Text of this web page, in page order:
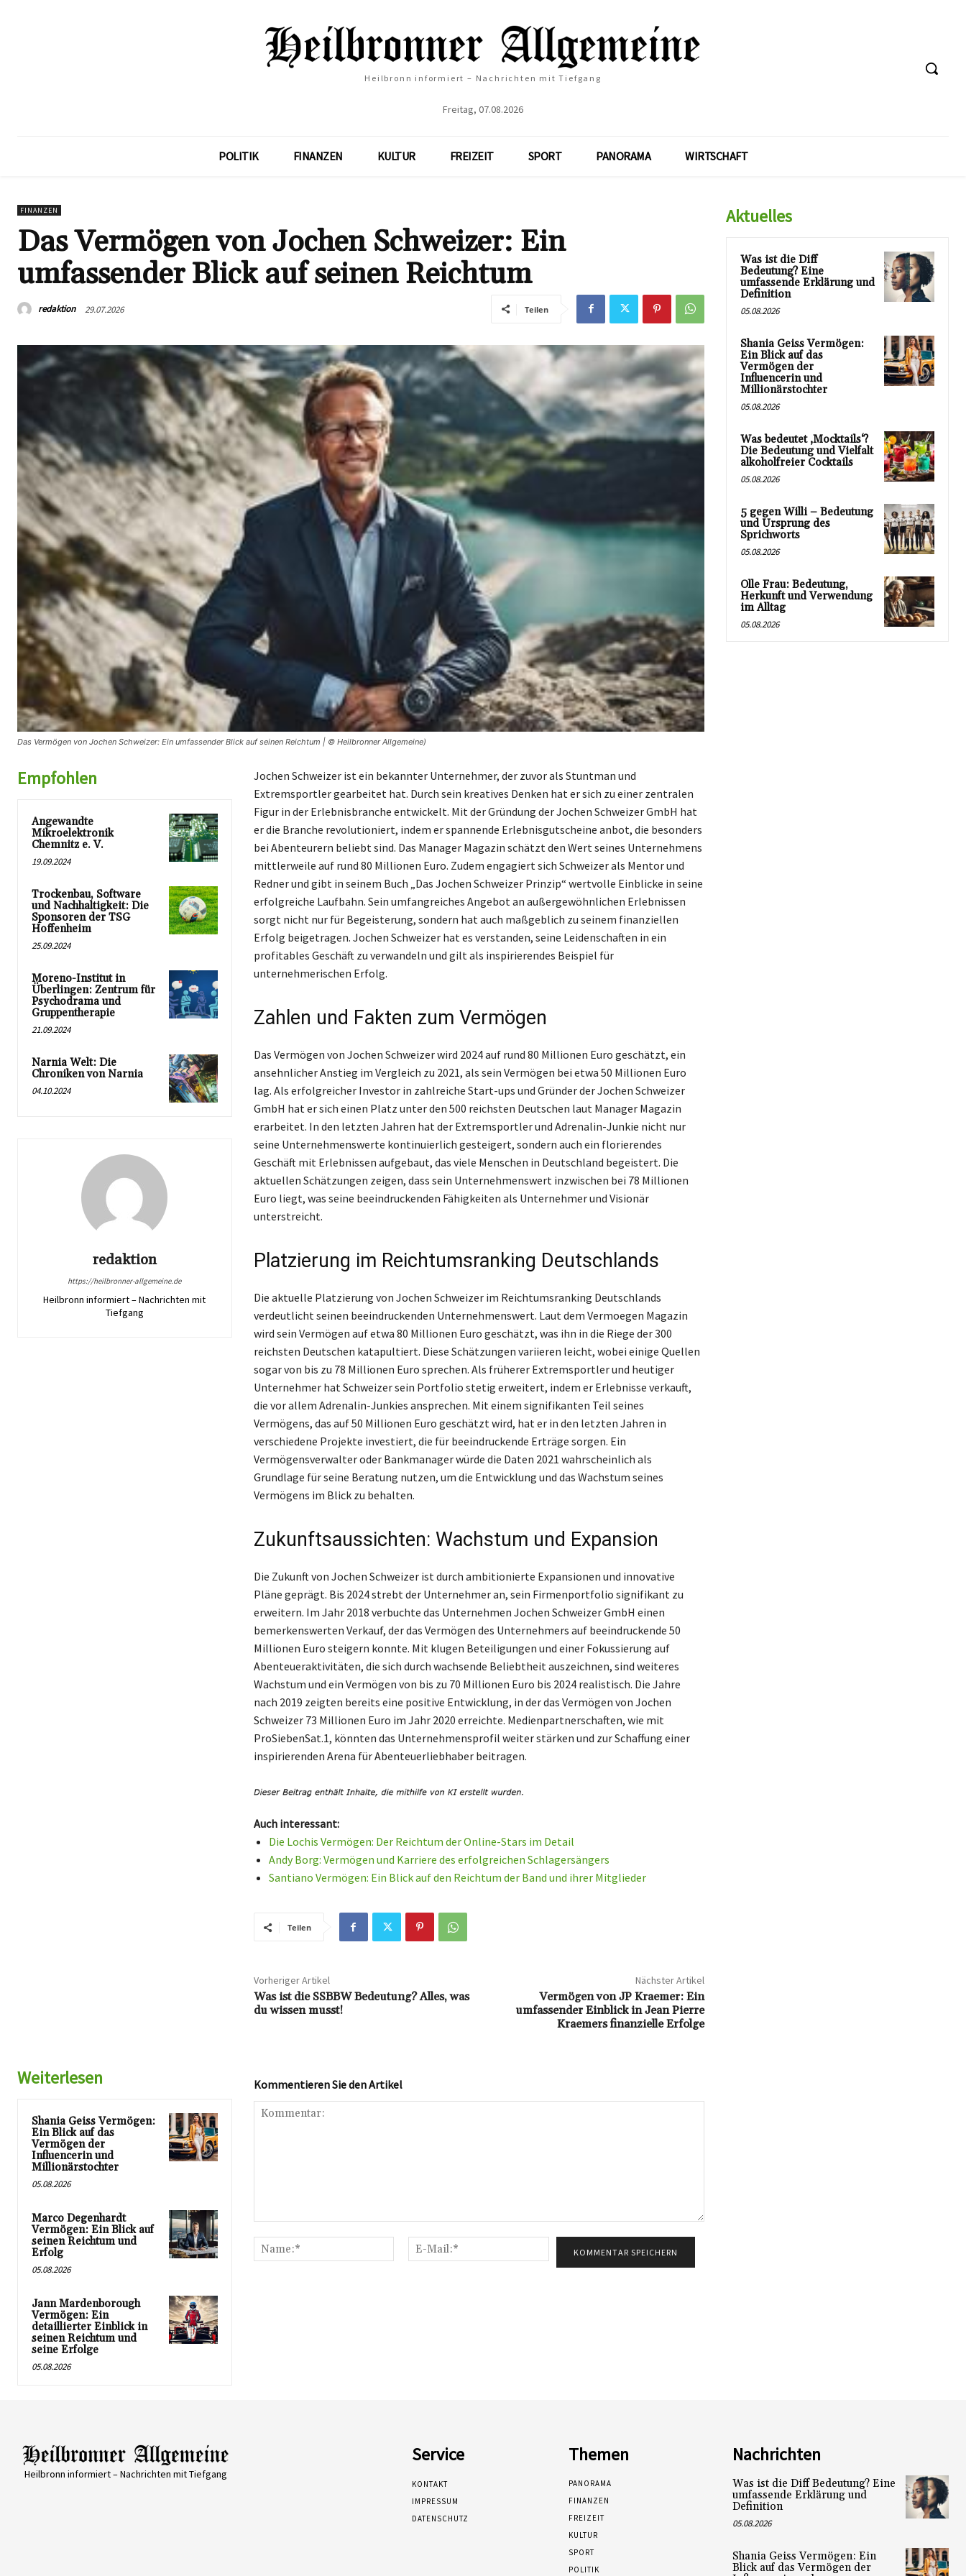
Heilbronn informiert – Nachrichten mit Tiefgang
Freitag, 07.08.2026
POLITIK FINANZEN KULTUR FREIZEIT SPORT PANORAMA WIRTSCHAFT
FINANZEN
Das Vermögen von Jochen Schweizer: Ein
umfassender Blick auf seinen Reichtum
redaktion 29.07.2026 Teilen
Das Vermögen von Jochen Schweizer: Ein umfassender Blick auf seinen Reichtum | © Heilbronner Allgemeine)
Empfohlen
Angewandte
Mikroelektronik
Chemnitz e. V.
19.09.2024
Trockenbau, Software
und Nachhaltigkeit: Die
Sponsoren der TSG
Hoffenheim
25.09.2024
Moreno-Institut in
Überlingen: Zentrum für
Psychodrama und
Gruppentherapie
21.09.2024
Narnia Welt: Die
Chroniken von Narnia
04.10.2024
redaktion
https://heilbronner-allgemeine.de
Heilbronn informiert – Nachrichten mit
Tiefgang
Jochen Schweizer ist ein bekannter Unternehmer, der zuvor als Stuntman und
Extremsportler gearbeitet hat. Durch sein kreatives Denken hat er sich zu einer zentralen
Figur in der Erlebnisbranche entwickelt. Mit der Gründung der Jochen Schweizer GmbH hat
er die Branche revolutioniert, indem er spannende Erlebnisgutscheine anbot, die besonders
bei Abenteurern beliebt sind. Das Manager Magazin schätzt den Wert seines Unternehmens
mittlerweile auf rund 80 Millionen Euro. Zudem engagiert sich Schweizer als Mentor und
Redner und gibt in seinem Buch „Das Jochen Schweizer Prinzip“ wertvolle Einblicke in seine
erfolgreiche Laufbahn. Sein umfangreiches Angebot an außergewöhnlichen Erlebnissen
sorgt nicht nur für Begeisterung, sondern hat auch maßgeblich zu seinem finanziellen
Erfolg beigetragen. Jochen Schweizer hat es verstanden, seine Leidenschaften in ein
profitables Geschäft zu verwandeln und gilt als inspirierendes Beispiel für
unternehmerischen Erfolg.
Zahlen und Fakten zum Vermögen
Das Vermögen von Jochen Schweizer wird 2024 auf rund 80 Millionen Euro geschätzt, ein
ansehnlicher Anstieg im Vergleich zu 2021, als sein Vermögen bei etwa 50 Millionen Euro
lag. Als erfolgreicher Investor in zahlreiche Start-ups und Gründer der Jochen Schweizer
GmbH hat er sich einen Platz unter den 500 reichsten Deutschen laut Manager Magazin
erarbeitet. In den letzten Jahren hat der Extremsportler und Adrenalin-Junkie nicht nur
seine Unternehmenswerte kontinuierlich gesteigert, sondern auch ein florierendes
Geschäft mit Erlebnissen aufgebaut, das viele Menschen in Deutschland begeistert. Die
aktuellen Schätzungen zeigen, dass sein Unternehmenswert inzwischen bei 78 Millionen
Euro liegt, was seine beeindruckenden Fähigkeiten als Unternehmer und Visionär
unterstreicht.
Platzierung im Reichtumsranking Deutschlands
Die aktuelle Platzierung von Jochen Schweizer im Reichtumsranking Deutschlands
verdeutlicht seinen beeindruckenden Unternehmenswert. Laut dem Vermoegen Magazin
wird sein Vermögen auf etwa 80 Millionen Euro geschätzt, was ihn in die Riege der 300
reichsten Deutschen katapultiert. Diese Schätzungen variieren leicht, wobei einige Quellen
sogar von bis zu 78 Millionen Euro sprechen. Als früherer Extremsportler und heutiger
Unternehmer hat Schweizer sein Portfolio stetig erweitert, indem er Erlebnisse verkauft,
die vor allem Adrenalin-Junkies ansprechen. Mit einem signifikanten Teil seines
Vermögens, das auf 50 Millionen Euro geschätzt wird, hat er in den letzten Jahren in
verschiedene Projekte investiert, die für beeindruckende Erträge sorgen. Ein
Vermögensverwalter oder Bankmanager würde die Daten 2021 wahrscheinlich als
Grundlage für seine Beratung nutzen, um die Entwicklung und das Wachstum seines
Vermögens im Blick zu behalten.
Zukunftsaussichten: Wachstum und Expansion
Die Zukunft von Jochen Schweizer ist durch ambitionierte Expansionen und innovative
Pläne geprägt. Bis 2024 strebt der Unternehmer an, sein Firmenportfolio signifikant zu
erweitern. Im Jahr 2018 verbuchte das Unternehmen Jochen Schweizer GmbH einen
bemerkenswerten Verkauf, der das Vermögen des Unternehmers auf beeindruckende 50
Millionen Euro steigern konnte. Mit klugen Beteiligungen und einer Fokussierung auf
Abenteueraktivitäten, die sich durch wachsende Beliebtheit auszeichnen, sind weiteres
Wachstum und ein Vermögen von bis zu 70 Millionen Euro bis 2024 realistisch. Die Jahre
nach 2019 zeigten bereits eine positive Entwicklung, in der das Vermögen von Jochen
Schweizer 73 Millionen Euro im Jahr 2020 erreichte. Medienpartnerschaften, wie mit
ProSiebenSat.1, könnten das Unternehmensprofil weiter stärken und zur Schaffung einer
inspirierenden Arena für Abenteuerliebhaber beitragen.
Auch interessant:
Die Lochis Vermögen: Der Reichtum der Online-Stars im Detail
Andy Borg: Vermögen und Karriere des erfolgreichen Schlagersängers
Santiano Vermögen: Ein Blick auf den Reichtum der Band und ihrer Mitglieder
Teilen
Vorheriger Artikel
Was ist die SSBBW Bedeutung? Alles, was
du wissen musst!
Nächster Artikel
Vermögen von JP Kraemer: Ein
umfassender Einblick in Jean Pierre
Kraemers finanzielle Erfolge
Weiterlesen
Shania Geiss Vermögen:
Ein Blick auf das
Vermögen der
Influencerin und
Millionärstochter
05.08.2026
Marco Degenhardt
Vermögen: Ein Blick auf
seinen Reichtum und
Erfolg
05.08.2026
Jann Mardenborough
Vermögen: Ein
detaillierter Einblick in
seinen Reichtum und
seine Erfolge
05.08.2026
Kommentieren Sie den Artikel
Name:*
Mail:*
Aktuelles
Was ist die Diff
Bedeutung? Eine
umfassende Erklärung und
Definition
05.08.2026
Shania Geiss Vermögen:
Ein Blick auf das
Vermögen der
Influencerin und
Millionärstochter
05.08.2026
Was bedeutet ‚Mocktails‘?
Die Bedeutung und Vielfalt
alkoholfreier Cocktails
05.08.2026
5 gegen Willi – Bedeutung
und Ursprung des
Sprichworts
05.08.2026
Olle Frau: Bedeutung,
Herkunft und Verwendung
im Alltag
05.08.2026
Heilbronn informiert – Nachrichten mit Tiefgang
Service
KONTAKT
IMPRESSUM
DATENSCHUTZ
Themen
PANORAMA
FINANZEN
FREIZEIT
KULTUR
SPORT
POLITIK
Nachrichten
Was ist die Diff Bedeutung? Eine
umfassende Erklärung und
Definition
05.08.2026
Shania Geiss Vermögen: Ein
Blick auf das Vermögen der